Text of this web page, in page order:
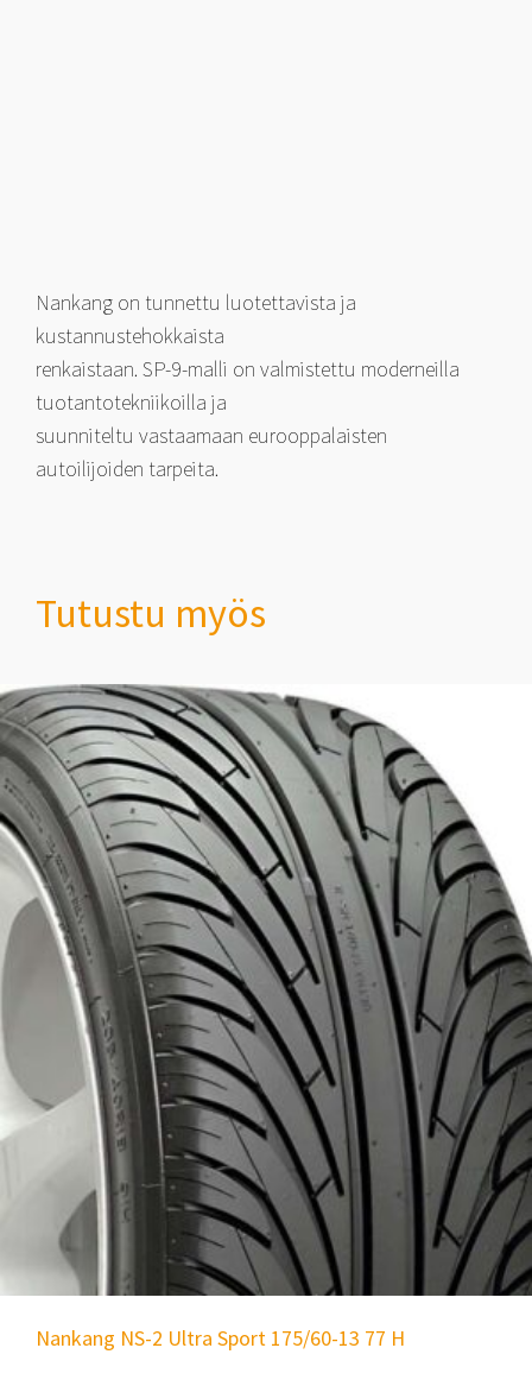
Nankang on tunnettu luotettavista ja
kustannustehokkaista
renkaistaan. SP-9-malli on valmistettu moderneilla
tuotantotekniikoilla ja
suunniteltu vastaamaan eurooppalaisten
autoilijoiden tarpeita.
Tutustu myös
Nankang NS-2 Ultra Sport 175/60-13 77 H